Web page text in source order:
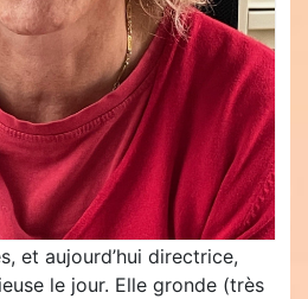
et aujourd’hui directrice,
le jour. Elle gronde (très